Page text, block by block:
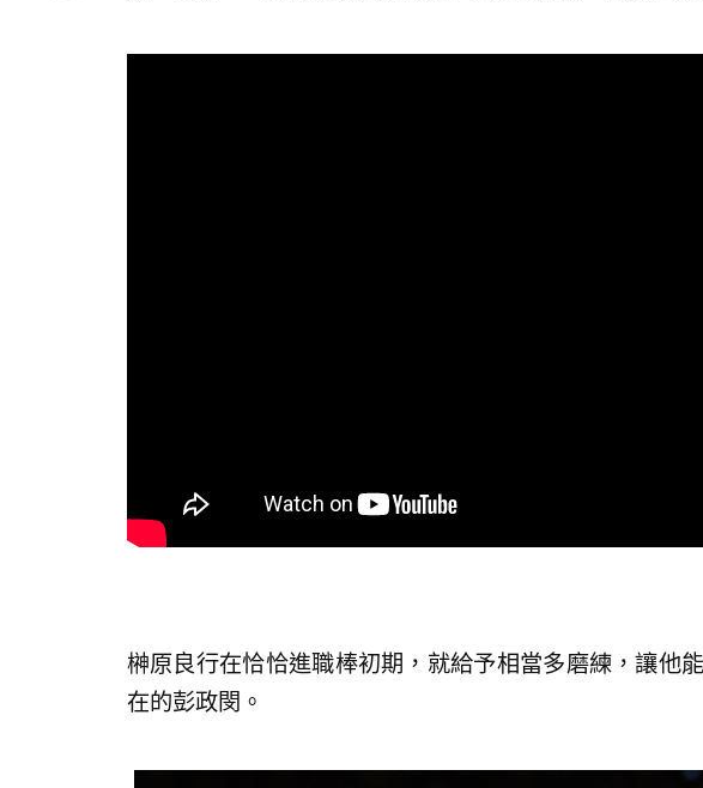
榊原良行在恰恰進職棒初期，就給予相當多磨練，讓他
在的彭政閔。